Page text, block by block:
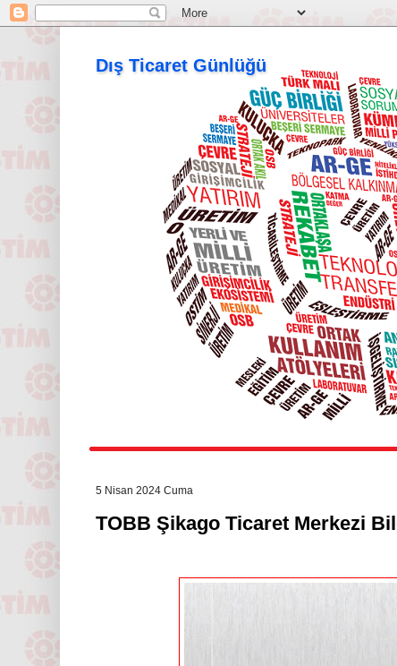
Dış Ticaret Günlüğü
5 Nisan 2024 Cuma
TOBB Şikago Ticaret Merkezi